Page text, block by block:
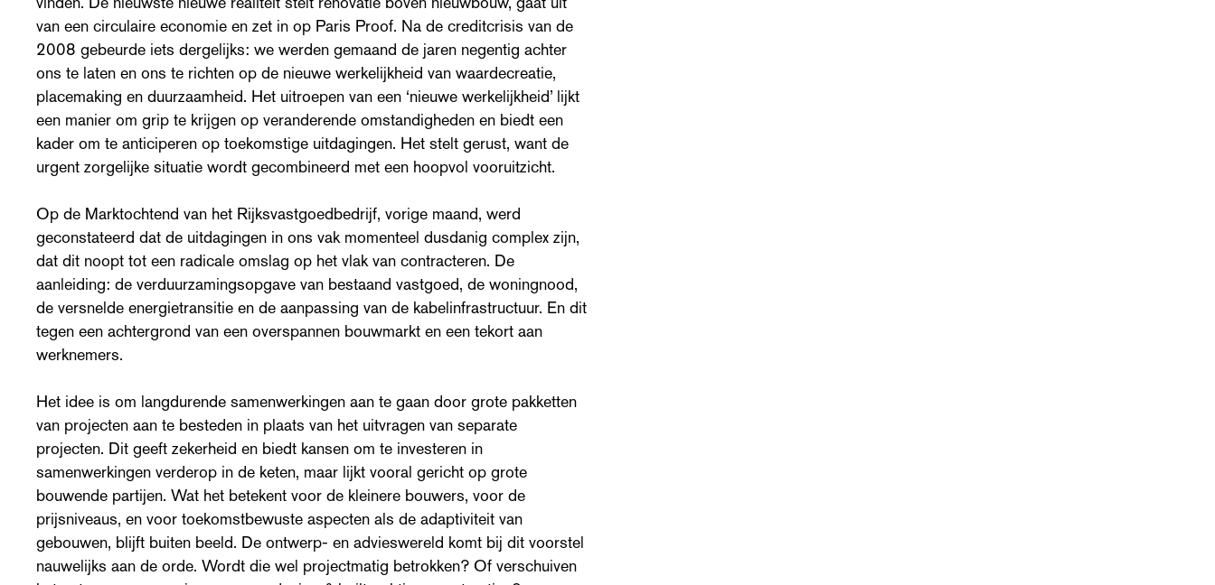
van een circulaire economie en zet in op Paris Proof. Na de creditcrisis van de
2008 gebeurde iets dergelijks: we werden gemaand de jaren negentig achter
ons te laten en ons te richten op de nieuwe werkelijkheid van waardecreatie,
placemaking en duurzaamheid. Het uitroepen van een ‘nieuwe werkelijkheid’ lijkt
een manier om grip te krijgen op veranderende omstandigheden en biedt een
kader om te anticiperen op toekomstige uitdagingen. Het stelt gerust, want de
urgent zorgelijke situatie wordt gecombineerd met een hoopvol vooruitzicht.
Op de Marktochtend van het Rijksvastgoedbedrijf, vorige maand, werd
geconstateerd dat de uitdagingen in ons vak momenteel dusdanig complex zijn,
dat dit noopt tot een radicale omslag op het vlak van contracteren. De
aanleiding: de verduurzamingsopgave van bestaand vastgoed, de woningnood,
de versnelde energietransitie en de aanpassing van de kabelinfrastructuur. En dit
tegen een achtergrond van een overspannen bouwmarkt en een tekort aan
werknemers.
Het idee is om langdurende samenwerkingen aan te gaan door grote pakketten
van projecten aan te besteden in plaats van het uitvragen van separate
projecten. Dit geeft zekerheid en biedt kansen om te investeren in
samenwerkingen verderop in de keten, maar lijkt vooral gericht op grote
bouwende partijen. Wat het betekent voor de kleinere bouwers, voor de
prijsniveaus, en voor toekomstbewuste aspecten als de adaptiviteit van
gebouwen, blijft buiten beeld. De ontwerp- en advieswereld komt bij dit voorstel
nauwelijks aan de orde. Wordt die wel projectmatig betrokken? Of verschuiven